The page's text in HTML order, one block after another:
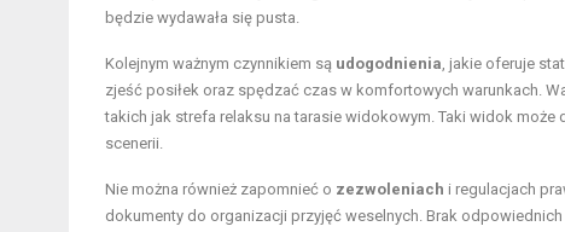
będzie wydawała się pusta.
Kolejnym ważnym czynnikiem są udogodnienia, jakie oferuje
zjeść posiłek oraz spędzać czas w komfortowych warunkach.
takich jak strefa relaksu na tarasie widokowym. Taki widok
scenerii.
Nie można również zapomnieć o zezwoleniach i regulacjach
dokumenty do organizacji przyjęć weselnych. Brak